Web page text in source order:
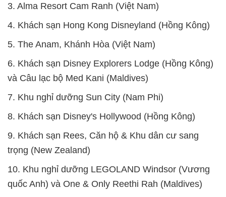
3. Alma Resort Cam Ranh (Việt Nam)
4. Khách sạn Hong Kong Disneyland (Hồng Kông)
5. The Anam, Khánh Hòa (Việt Nam)
6. Khách sạn Disney Explorers Lodge (Hồng Kông)
và Câu lạc bộ Med Kani (Maldives)
7. Khu nghỉ dưỡng Sun City (Nam Phi)
8. Khách sạn Disney's Hollywood (Hồng Kông)
9. Khách sạn Rees, Căn hộ & Khu dân cư sang
trọng (New Zealand)
10. Khu nghỉ dưỡng LEGOLAND Windsor (Vương
quốc Anh) và One & Only Reethi Rah (Maldives)